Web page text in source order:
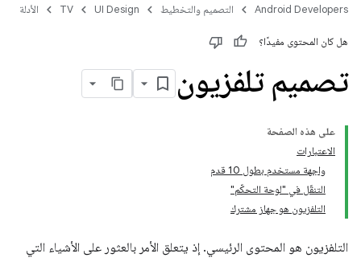
Android Developers التصميم والتخطيط UI Design
TV الأدلة
هل كان المحتوى مفيدًا؟
تصميم تلفزيون
على هذه الصفحة
الاعتبارات
واجهة مستخدم بطول 10 قدم
التنقّل في "لوحة التحكّم"
التلفزيون هو جهاز مشترك
التلفزيون هو المحتوى الرئيسي. إذ يتعلق الأمر بالعثور على الأشياء التي